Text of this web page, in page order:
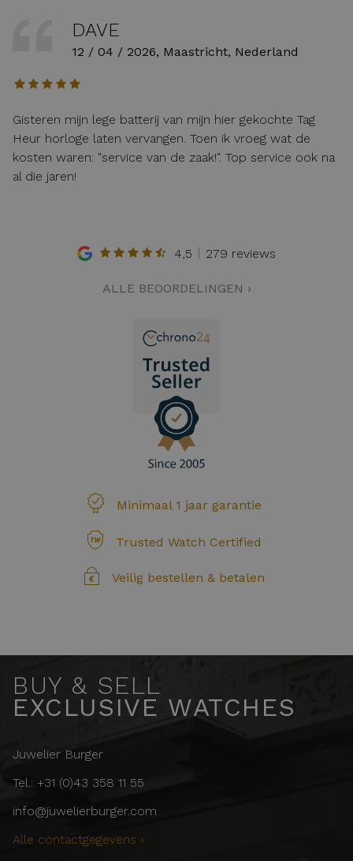
DAVE
12 / 04 / 2026, Maastricht, Nederland
Gisteren mijn lege batterij van mijn hier gekochte Tag
Heur horloge laten vervangen. Toen ik vroeg wat de
kosten waren: "service van de zaak!". Top service ook na
al die jaren!
4,5 279 reviews
ALLE BEOORDELINGEN ›
Minimaal 1 jaar garantie
Trusted Watch Certified
Veilig bestellen & betalen
BUY & SELL
EXCLUSIVE WATCHES
Juwelier Burger
Tel.: +31 (0)43 358 11 55
info@juwelierburger.com
Alle contactgegevens ›